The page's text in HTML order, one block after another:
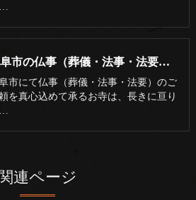
岐阜市の仏事（葬儀・法事・法要）･浄土真宗本願寺派 志賀山 妙徳寺のお客様の声
市にて仏事（葬儀・法事・法要）のご
を真心込めて承るお寺は、長きに亘り
関連ページ